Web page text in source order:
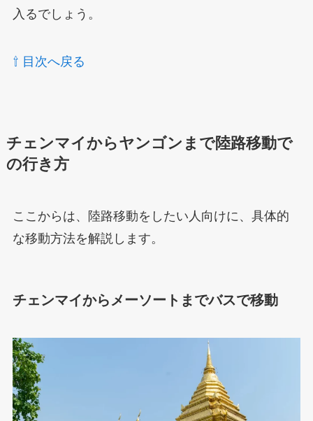
入るでしょう。
⇧ 目次へ戻る
チェンマイからヤンゴンまで陸路移動で
の行き方
ここからは、陸路移動をしたい人向けに、具体的
な移動方法を解説します。
チェンマイからメーソートまでバスで移動